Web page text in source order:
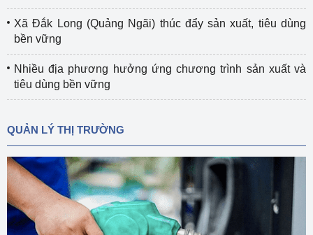
Xã Đắk Long (Quảng Ngãi) thúc đẩy sản xuất, tiêu dùng
bền vững
Nhiều địa phương hưởng ứng chương trình sản xuất và
tiêu dùng bền vững
QUẢN LÝ THỊ TRƯỜNG